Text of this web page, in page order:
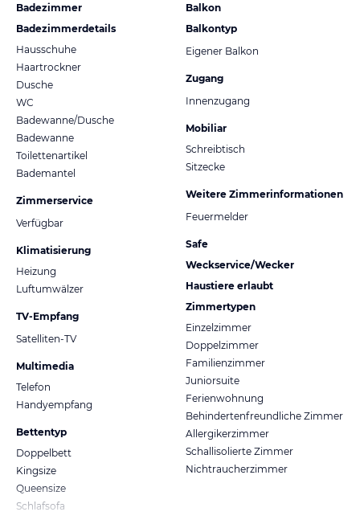
Badezimmer
Badezimmerdetails
Hausschuhe
Haartrockner
Dusche
WC
Badewanne/Dusche
Badewanne
Toilettenartikel
Bademantel
Zimmerservice
Verfügbar
Klimatisierung
Heizung
Luftumwälzer
TV-Empfang
Satelliten-TV
Multimedia
Telefon
Handyempfang
Bettentyp
Doppelbett
Kingsize
Queensize
Schlafsofa
Balkon
Balkontyp
Eigener Balkon
Zugang
Innenzugang
Mobiliar
Schreibtisch
Sitzecke
Weitere Zimmerinformationen
Feuermelder
Safe
Weckservice/Wecker
Haustiere erlaubt
Zimmertypen
Einzelzimmer
Doppelzimmer
Familienzimmer
Juniorsuite
Ferienwohnung
Behindertenfreundliche Zimmer
Allergikerzimmer
Schallisolierte Zimmer
Nichtraucherzimmer